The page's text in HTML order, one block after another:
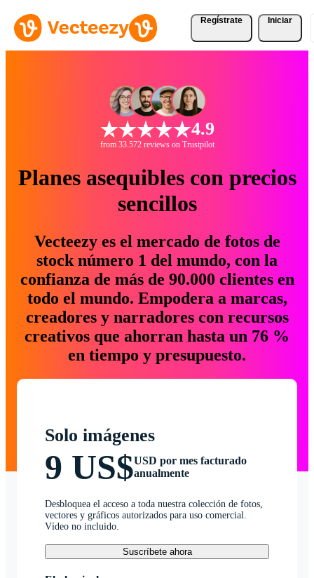
Regístrate Iniciar
4.9
from 33.572 reviews on Trustpilot
Planes asequibles con precios
sencillos
Vecteezy es el mercado de fotos de
stock número 1 del mundo, con la
confianza de más de 90.000 clientes en
todo el mundo. Empodera a marcas,
creadores y narradores con recursos
creativos que ahorran hasta un 76 %
en tiempo y presupuesto.
Solo imágenes
9 US$USD por mes facturado
anualmente
Desbloquea el acceso a toda nuestra colección de fotos,
vectores y gráficos autorizados para uso comercial.
Vídeo no incluido.
Suscríbete ahora